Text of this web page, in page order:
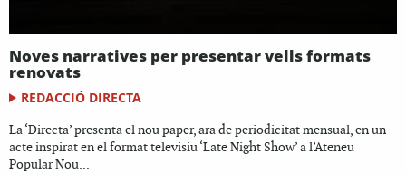
Noves narratives per presentar vells formats
renovats
REDACCIÓ DIRECTA
La ‘Directa’ presenta el nou paper, ara de periodicitat mensual, en un
acte inspirat en el format televisiu ‘Late Night Show’ a l’Ateneu
Popular Nou...